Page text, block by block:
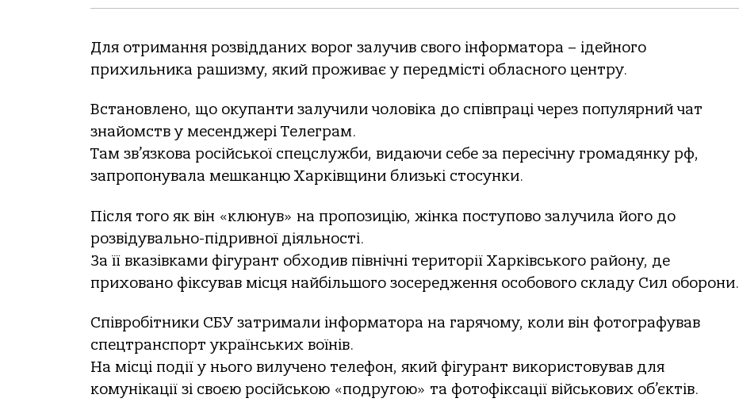
Для отримання розвідданих ворог залучив свого інформатора – ідейного
прихильника рашизму, який проживає у передмісті обласного центру.
Встановлено, що окупанти залучили чоловіка до співпраці через популярний чат
знайомств у месенджері Телеграм.
Там зв’язкова російської спецслужби, видаючи себе за пересічну громадянку рф,
запропонувала мешканцю Харківщини близькі стосунки.
Після того як він «клюнув» на пропозицію, жінка поступово залучила його до
розвідувально-підривної діяльності.
За її вказівками фігурант обходив північні території Харківського району, де
приховано фіксував місця найбільшого зосередження особового складу Сил оборони.
Співробітники СБУ затримали інформатора на гарячому, коли він фотографував
спецтранспорт українських воїнів.
На місці події у нього вилучено телефон, який фігурант використовував для
комунікації зі своєю російською «подругою» та фотофіксації військових об’єктів.